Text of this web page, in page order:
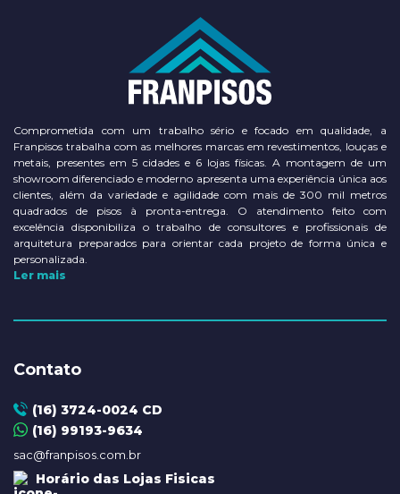
Comprometida com um trabalho sério e focado em qualidade, a
Franpisos trabalha com as melhores marcas em revestimentos, louças e
metais, presentes em 5 cidades e 6 lojas físicas. A montagem de um
showroom diferenciado e moderno apresenta uma experiência única aos
clientes, além da variedade e agilidade com mais de 300 mil metros
quadrados de pisos à pronta-entrega. O atendimento feito com
excelência disponibiliza o trabalho de consultores e profissionais de
arquitetura preparados para orientar cada projeto de forma única e
personalizada.
Ler mais
Contato
(16) 3724-0024 CD
(16) 99193-9634
sac@franpisos.com.br
Horário das Lojas Fisicas